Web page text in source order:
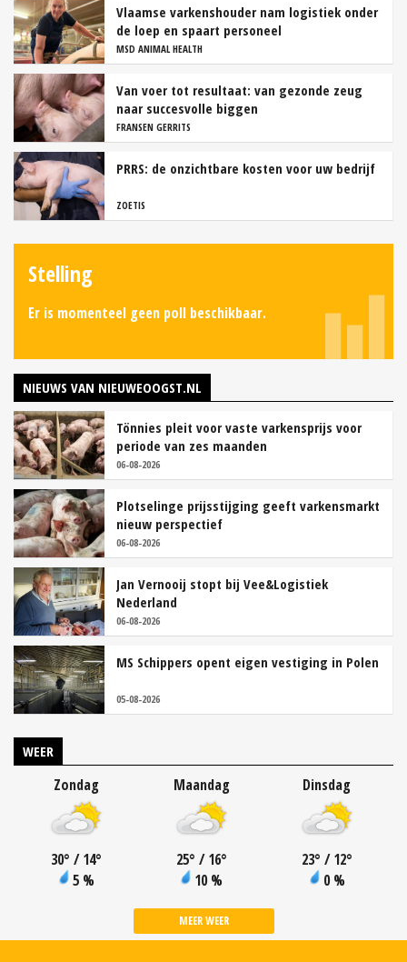
Vlaamse varkenshouder nam logistiek onder
de loep en spaart personeel
MSD ANIMAL HEALTH
Van voer tot resultaat: van gezonde zeug
naar succesvolle biggen
FRANSEN GERRITS
PRRS: de onzichtbare kosten voor uw bedrijf
ZOETIS
Stelling
Er is momenteel geen poll beschikbaar.
NIEUWS VAN NIEUWEOOGST.NL
Tönnies pleit voor vaste varkensprijs voor
periode van zes maanden
06-08-2026
Plotselinge prijsstijging geeft varkensmarkt
nieuw perspectief
06-08-2026
Jan Vernooij stopt bij Vee&Logistiek
Nederland
06-08-2026
MS Schippers opent eigen vestiging in Polen
05-08-2026
WEER
Zondag
30° / 14°
5 %
Maandag
25° / 16°
10 %
Dinsdag
23° / 12°
0 %
MEER WEER